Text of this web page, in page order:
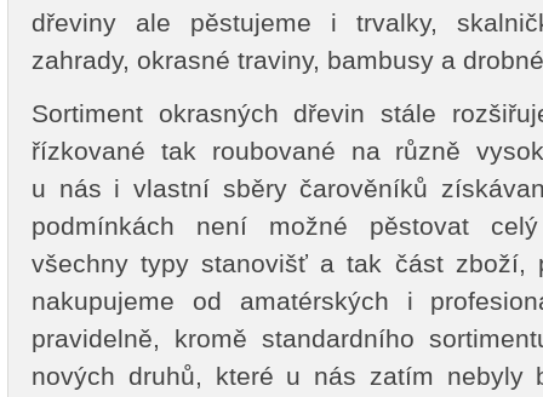
dřeviny ale pěstujeme i trvalky,
zahrady, okrasné traviny, bambusy a
Sortiment okrasných dřevin stále
řízkované tak roubované na různě
u nás i vlastní sběry čarověníků
podmínkách není možné pěstovat
všechny typy stanovišť a tak část zboží,
nakupujeme od amatérských i
pravidelně, kromě standardního
nových druhů, které u nás zatím nebyly